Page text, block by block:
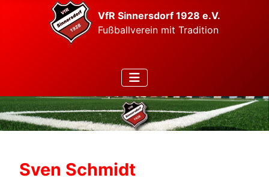
VfR Sinnersdorf 1928 e.V.
Fußballverein mit Tradition
Sven Schmidt